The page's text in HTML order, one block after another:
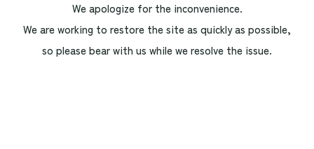
We apologize for the inconvenience.
We are working to restore the site as quickly as possible,
so please bear with us while we resolve the issue.